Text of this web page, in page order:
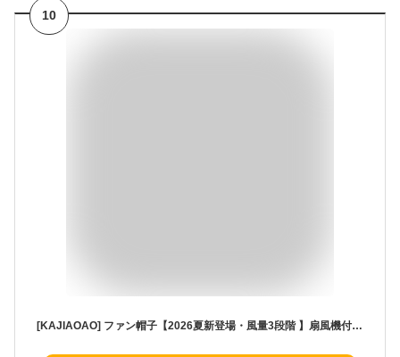
10
[KAJIAOAO] ファン帽子【2026夏新登場・風量3段階 】扇風機付きキャップ ソーラー+USB充電 54-59cm帽囲 メッシュ サンハット 帽子 夏用 通気性 UVカット 軽量 アウトドア ランニング 男女兼用日除け UV紫外線カット お出かけ 屋外 (ブラック)